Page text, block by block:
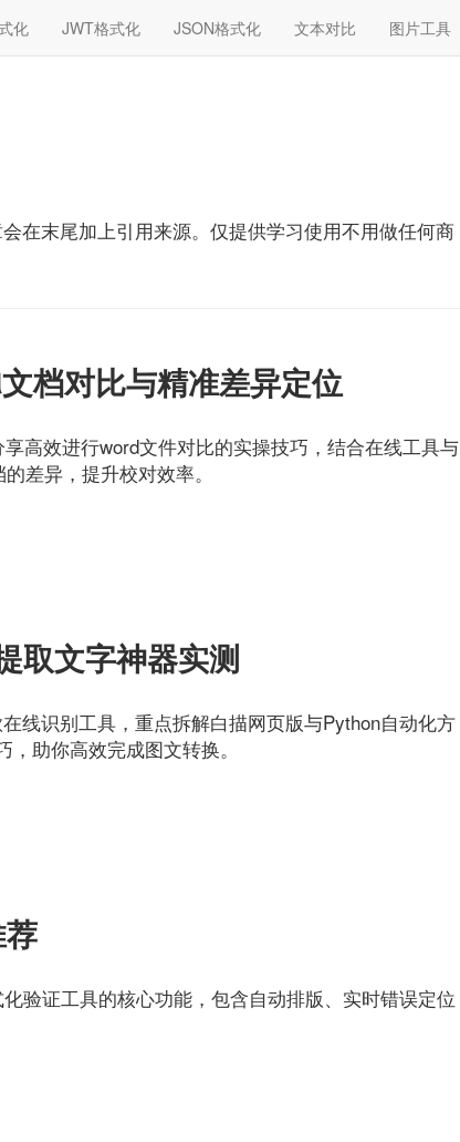
化 JWT格式化 JSON格式化 文本对比 图片工具
在末尾加上引用来源。仅提供学习使用不用做任何商
档对比与精准差异定位
高效进行word文件对比的实操技巧，结合在线工具与
差异，提升校对效率。
取文字神器实测
线识别工具，重点拆解白描网页版与Python自动化方
助你高效完成图文转换。
验证工具的核心功能，包含自动排版、实时错误定位